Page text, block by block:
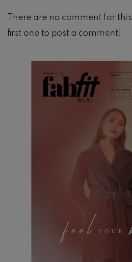
There are no comment for
first one to post a comment!